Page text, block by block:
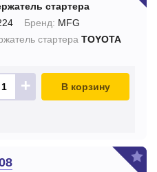
стартера
Бренд: MFG
стартера TOYOTA
+ В корзину